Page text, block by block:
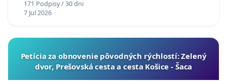
171 Podpisy / 30 dni
7 Jul 2026
​Petícia za obnovenie pôvodných rýchlostí: Zelený
dvor, Prešovská cesta a cesta Košice - Šaca